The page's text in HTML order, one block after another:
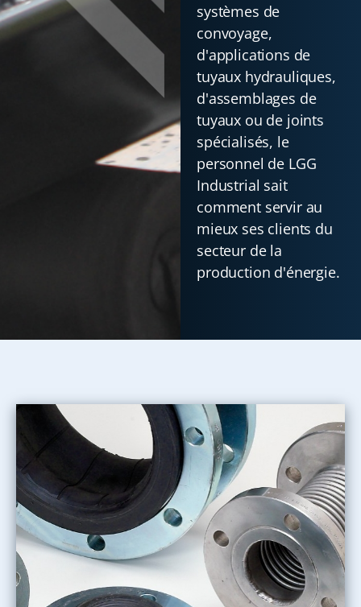
systèmes de
convoyage,
d'applications de
tuyaux hydrauliques,
d'assemblages de
tuyaux ou de joints
spécialisés, le
personnel de LGG
Industrial sait
comment servir au
mieux ses clients du
secteur de la
production d'énergie.